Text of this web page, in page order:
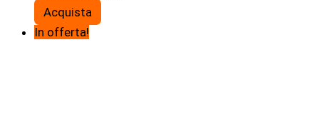
prezzo
originale
Acquista
In offerta!